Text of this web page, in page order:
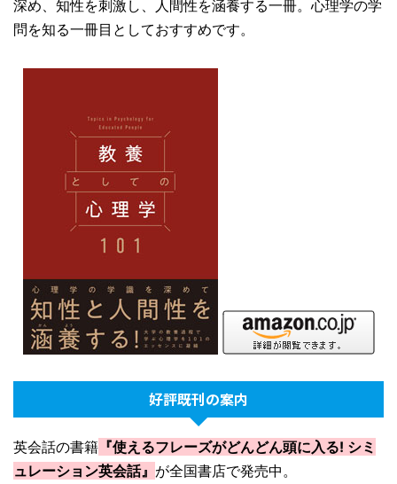
深め、知性を刺激し、人間性を涵養する一冊。心理学の学
問を知る一冊目としておすすめです。
好評既刊の案内
英会話の書籍 『使えるフレーズがどんどん頭に入る! シミ
ュレーション英会話』 が全国書店で発売中。